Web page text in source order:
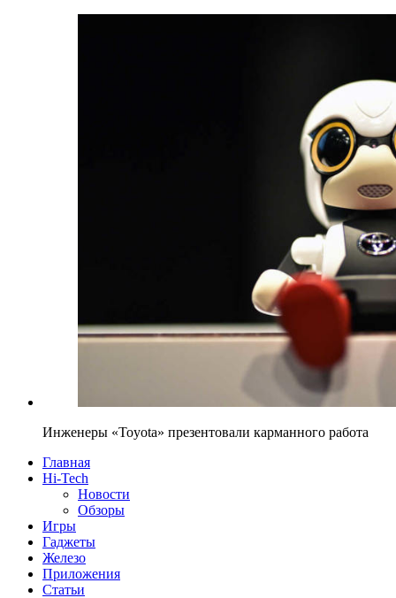
Инженеры «Toyota» презентовали карманного работа
Главная
Hi-Tech
Новости
Обзоры
Игры
Гаджеты
Железо
Приложения
Статьи